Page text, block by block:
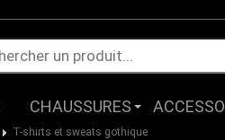
CHAUSSURES
T-shirts et sweats gothique